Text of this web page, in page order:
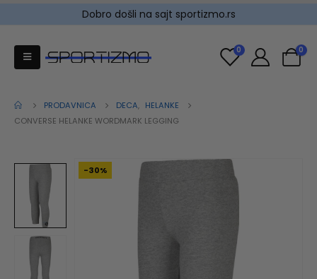
Dobro došli na sajt sportizmo.rs
0 0
PRODAVNICA DECA, HELANKE
CONVERSE HELANKE WORDMARK LEGGING
-30%